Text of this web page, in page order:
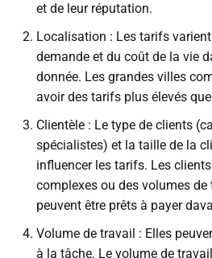
et de leur réputation.
Localisation : Les tarifs
demande et du coût de la vie
donnée. Les grandes villes
avoir des tarifs plus élevés
Clientèle : Le type de clients
spécialistes) et la taille de la
influencer les tarifs. Les
complexes ou des volumes
peuvent être prêts à payer
Volume de travail : Elles
à la tâche. Le volume de